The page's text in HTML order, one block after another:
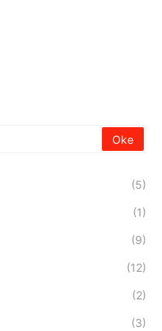
(5)
(1)
(9)
(12)
(2)
(3)